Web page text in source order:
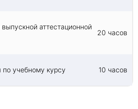
аттестационной
20 часов
по учебному курсу 10 часов